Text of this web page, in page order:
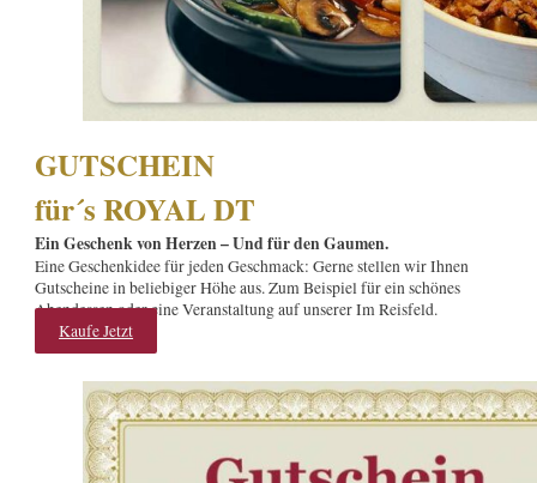
GUTSCHEIN
für´s ROYAL DT
Ein Geschenk von Herzen – Und für den Gaumen.
Eine Geschenkidee für jeden Geschmack: Gerne stellen wir Ihnen
Gutscheine in beliebiger Höhe aus. Zum Beispiel für ein schönes
Abendessen oder eine Veranstaltung auf unserer Im Reisfeld.
Kaufe Jetzt